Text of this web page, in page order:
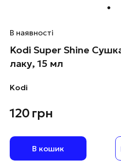
В наявності
Kodi Super Shine
лаку, 15 мл
Kodi
120грн
В кошик